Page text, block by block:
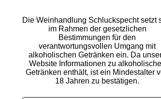
Die Weinhandlung Schluckspecht setzt
im Rahmen der gesetzlichen
Bestimmungen für den
verantwortungsvollen Umgang mit
alkoholischen Getränken ein. Da
Website Informationen zu
Getränken enthält, ist ein Mindestalter
18 Jahren zu bestätigen.